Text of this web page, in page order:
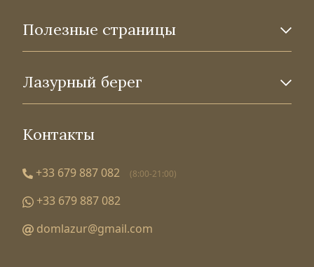
Полезные страницы
Лазурный берег
Контакты
+33 679 887 082 (8:00-21:00)
+33 679 887 082
domlazur@gmail.com